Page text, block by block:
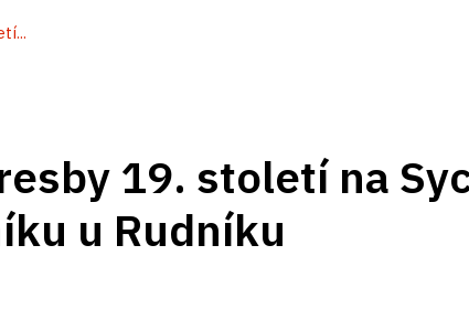
19. století na
u Rudníku